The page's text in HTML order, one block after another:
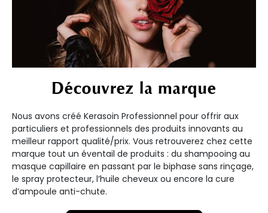
Découvrez la marque
Nous avons créé Kerasoin Professionnel pour offrir aux
particuliers et professionnels des produits innovants au
meilleur rapport qualité/prix. Vous retrouverez chez cette
marque tout un éventail de produits : du shampooing au
masque capillaire en passant par le biphase sans rinçage,
le spray protecteur, l’huile cheveux ou encore la cure
d’ampoule anti-chute.